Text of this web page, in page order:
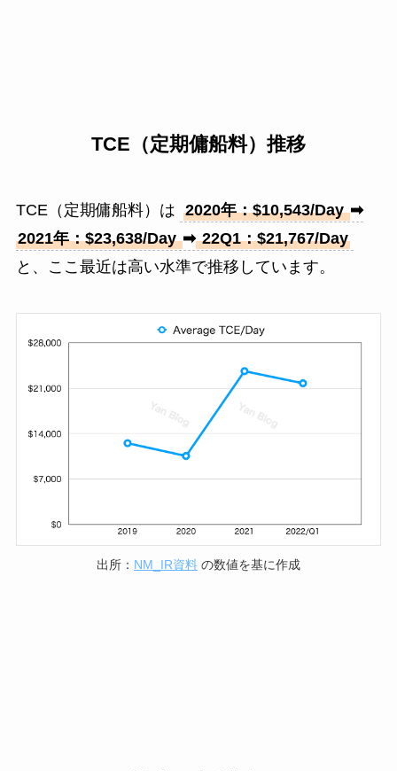
TCE（定期傭船料）推移
TCE（定期傭船料）は 2020年：$10,543/Day➡︎
2021年：$23,638/Day➡︎22Q1：$21,767/Day
と、ここ最近は高い水準で推移しています。
出所： NM_IR資料 の数値を基に作成